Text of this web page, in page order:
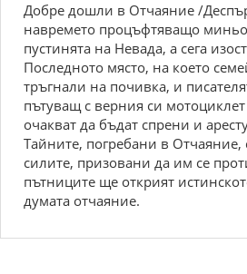
Добре дошли в Отчаяние /
навремето процъфтяващо
пустинята на Невада, а сега
Последното място, на което
тръгнали на почивка, и
пътуващ с верния си
очакват да бъдат спрени и
Тайните, погребани в Отчаяние,
силите, призовани да им се
пътниците ще открият
думата отчаяние.